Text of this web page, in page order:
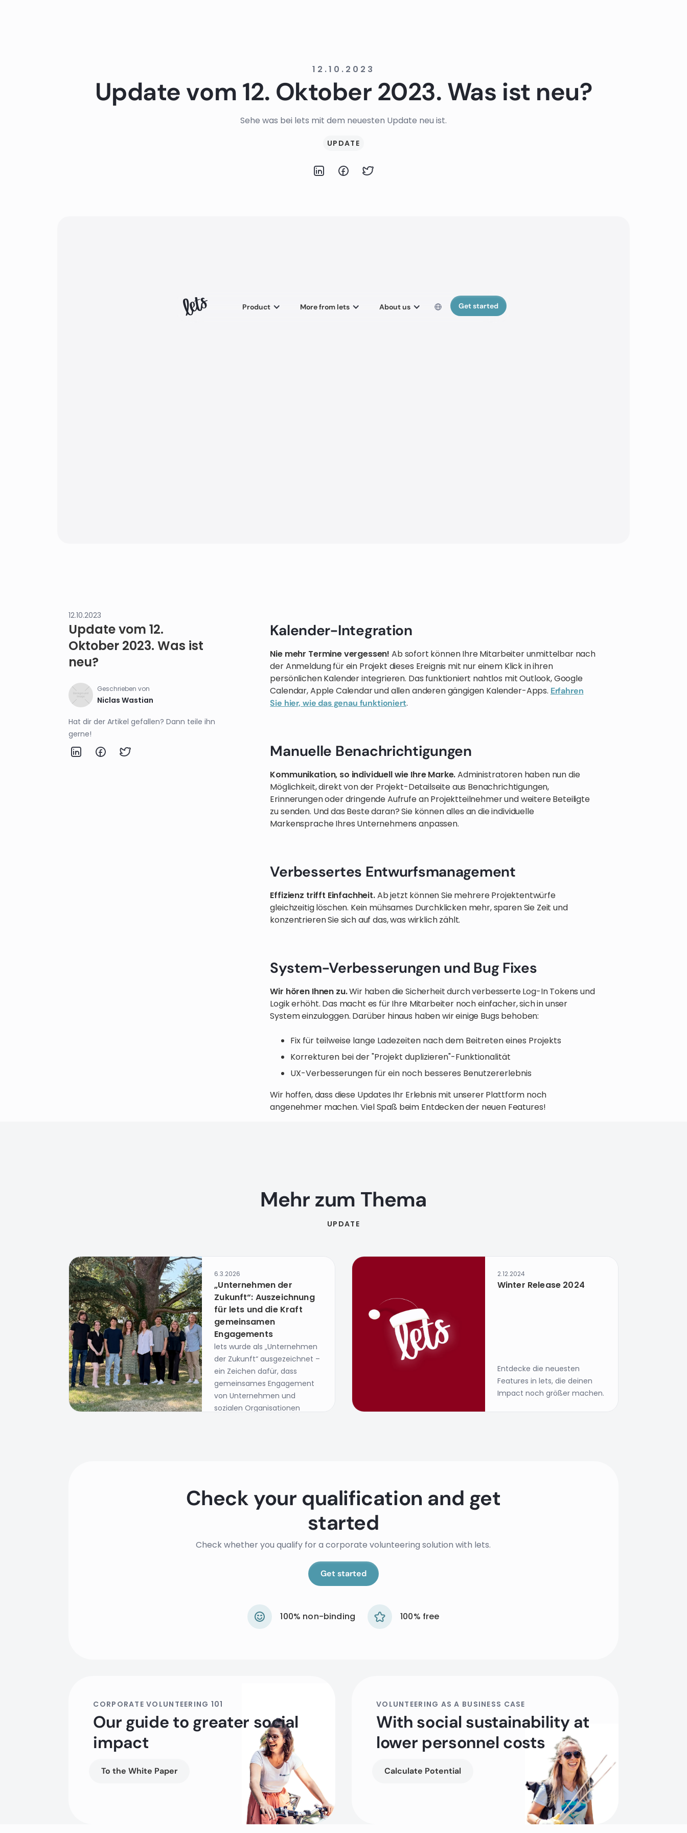
Product More from lets About us Get started
12.10.2023
Update vom 12. Oktober 2023. Was ist neu?
Sehe was bei lets mit dem neuesten Update neu ist.
UPDATE
12.10.2023
Update vom 12.
Oktober 2023. Was ist
neu?
Geschrieben von
Niclas Wastian
Hat dir der Artikel gefallen? Dann teile ihn
gerne!
Kalender-Integration
Nie mehr Termine vergessen! Ab sofort können Ihre Mitarbeiter unmittelbar nach
der Anmeldung für ein Projekt dieses Ereignis mit nur einem Klick in ihren
persönlichen Kalender integrieren. Das funktioniert nahtlos mit Outlook, Google
Calendar, Apple Calendar und allen anderen gängigen Kalender-Apps. Erfahren
Sie hier, wie das genau funktioniert.
Manuelle Benachrichtigungen
Kommunikation, so individuell wie Ihre Marke.Administratoren haben nun die
Möglichkeit, direkt von der Projekt-Detailseite aus Benachrichtigungen,
Erinnerungen oder dringende Aufrufe an Projektteilnehmer und weitere Beteiligte
zu senden. Und das Beste daran? Sie können alles an die individuelle
Markensprache Ihres Unternehmens anpassen.
Verbessertes Entwurfsmanagement
Effizienz trifft Einfachheit.Ab jetzt können Sie mehrere Projektentwürfe
gleichzeitig löschen. Kein mühsames Durchklicken mehr, sparen Sie Zeit und
konzentrieren Sie sich auf das, was wirklich zählt.
System-Verbesserungen und Bug Fixes
Wir hören Ihnen zu.Wir haben die Sicherheit durch verbesserte Log-In Tokens und
Logik erhöht. Das macht es für Ihre Mitarbeiter noch einfacher, sich in unser
System einzuloggen. Darüber hinaus haben wir einige Bugs behoben:
Fix für teilweise lange Ladezeiten nach dem Beitreten eines Projekts
Korrekturen bei der "Projekt duplizieren"-Funktionalität
UX-Verbesserungen für ein noch besseres Benutzererlebnis
Wir hoffen, dass diese Updates Ihr Erlebnis mit unserer Plattform noch
angenehmer machen. Viel Spaß beim Entdecken der neuen Features!
Mehr zum Thema
UPDATE
6.3.2026
„Unternehmen der
Zukunft“: Auszeichnung
für lets und die Kraft
gemeinsamen
Engagements
lets wurde als „Unternehmen
der Zukunft“ ausgezeichnet –
ein Zeichen dafür, dass
gemeinsames Engagement
von Unternehmen und
sozialen Organisationen
2.12.2024
Winter Release 2024
Entdecke die neuesten
Features in lets, die deinen
Impact noch größer machen.
Check your qualification and get
started
Check whether you qualify for a corporate volunteering solution with lets.
Get started
100% non-binding 100% free
CORPORATE VOLUNTEERING 101
Our guide to greater social
impact
To the White Paper
VOLUNTEERING AS A BUSINESS CASE
With social sustainability at
lower personnel costs
Calculate Potential